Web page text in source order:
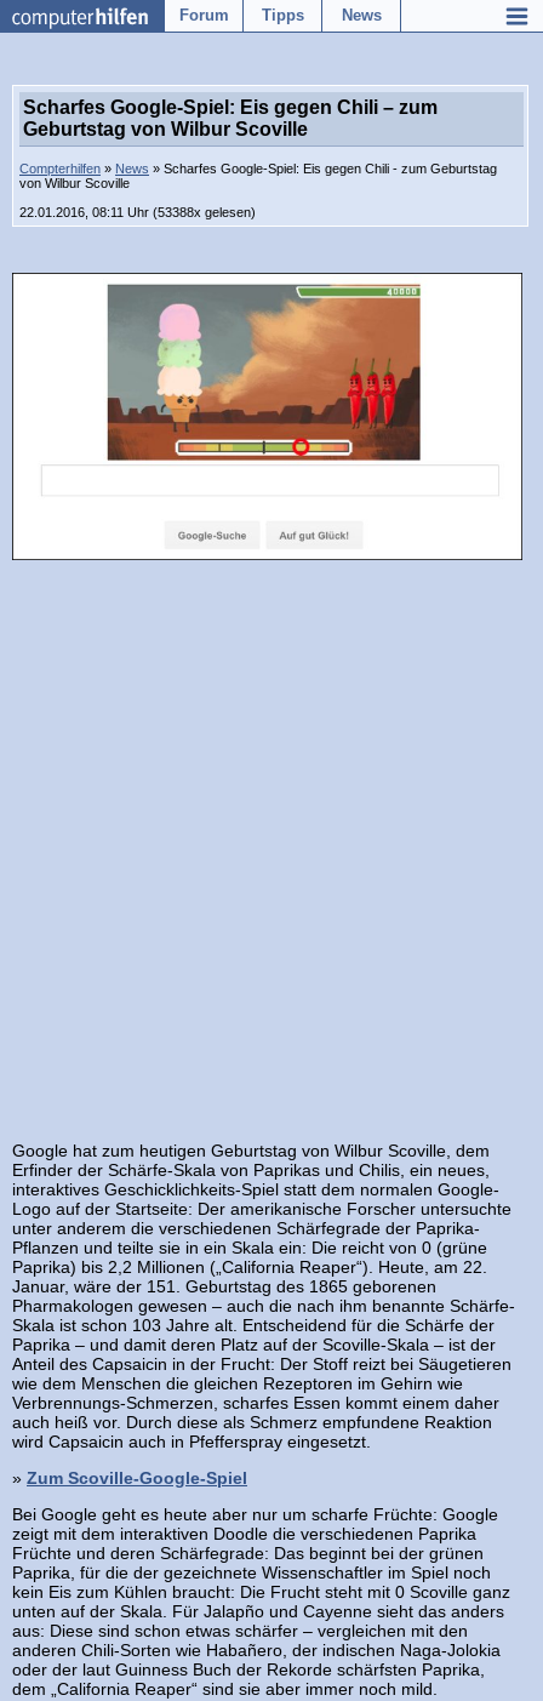
Forum Tipps News
Scharfes Google-Spiel: Eis gegen Chili – zum
Geburtstag von Wilbur Scoville
Compterhilfen » News » Scharfes Google-Spiel: Eis gegen Chili - zum Geburtstag
von Wilbur Scoville
22.01.2016, 08:11 Uhr (53388x gelesen)
Google hat zum heutigen Geburtstag von Wilbur Scoville, dem
Erfinder der Schärfe-Skala von Paprikas und Chilis, ein neues,
interaktives Geschicklichkeits-Spiel statt dem normalen Google-
Logo auf der Startseite: Der amerikanische Forscher untersuchte
unter anderem die verschiedenen Schärfegrade der Paprika-
Pflanzen und teilte sie in ein Skala ein: Die reicht von 0 (grüne
Paprika) bis 2,2 Millionen („California Reaper“). Heute, am 22.
Januar, wäre der 151. Geburtstag des 1865 geborenen
Pharmakologen gewesen – auch die nach ihm benannte Schärfe-
Skala ist schon 103 Jahre alt. Entscheidend für die Schärfe der
Paprika – und damit deren Platz auf der Scoville-Skala – ist der
Anteil des Capsaicin in der Frucht: Der Stoff reizt bei Säugetieren
wie dem Menschen die gleichen Rezeptoren im Gehirn wie
Verbrennungs-Schmerzen, scharfes Essen kommt einem daher
auch heiß vor. Durch diese als Schmerz empfundene Reaktion
wird Capsaicin auch in Pfefferspray eingesetzt.
» Zum Scoville-Google-Spiel
Bei Google geht es heute aber nur um scharfe Früchte: Google
zeigt mit dem interaktiven Doodle die verschiedenen Paprika
Früchte und deren Schärfegrade: Das beginnt bei der grünen
Paprika, für die der gezeichnete Wissenschaftler im Spiel noch
kein Eis zum Kühlen braucht: Die Frucht steht mit 0 Scoville ganz
unten auf der Skala. Für Jalapño und Cayenne sieht das anders
aus: Diese sind schon etwas schärfer – vergleichen mit den
anderen Chili-Sorten wie Habañero, der indischen Naga-Jolokia
oder der laut Guinness Buch der Rekorde schärfsten Paprika,
dem „California Reaper“ sind sie aber immer noch mild.